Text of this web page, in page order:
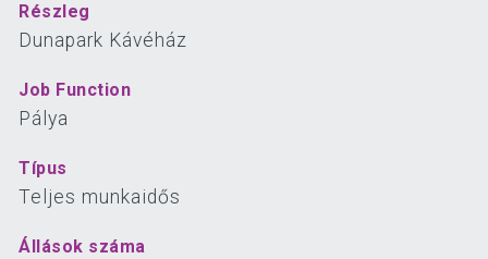
Részleg
Dunapark Kávéház
Job Function
Pálya
Típus
Teljes munkaidős
Állások száma